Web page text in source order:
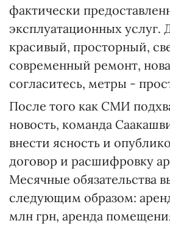
фактически
эксплуатационных услуг.
красивый, просторный,
современный ремонт,
согласитесь, метры -
После того как СМИ
новость, команда
внести ясность и
договор и расшифровку
Месячные обязательства
следующим образом:
млн грн, аренда